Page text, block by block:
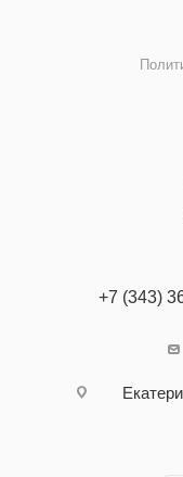
+7 (343)